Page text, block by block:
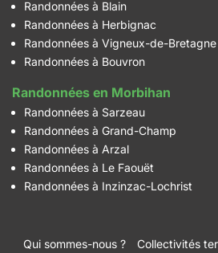
Randonnées à Blain
Randonnées à Herbignac
Randonnées à Vigneux-de-Bretagne
Randonnées à Bouvron
Randonnées en Morbihan
Randonnées à Sarzeau
Randonnées à Grand-Champ
Randonnées à Arzal
Randonnées à Le Faouët
Randonnées à Inzinzac-Lochrist
Qui sommes-nous ? Collectivités